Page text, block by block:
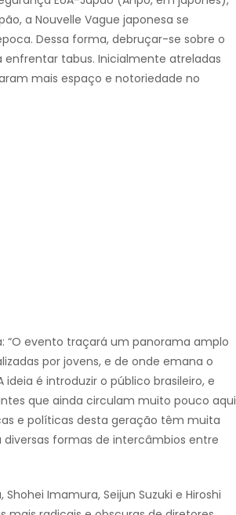
a Nouvelle Vague japonesa se
Dessa forma, debruçar-se sobre o
tabus. Inicialmente atreladas
mais espaço e notoriedade no
“O evento traçará um panorama amplo
por jovens, e de onde emana o
é introduzir o público brasileiro, e
que ainda circulam muito pouco aqui
e políticas desta geração têm muita
formas de intercâmbios entre
Imamura, Seijun Suzuki e Hiroshi